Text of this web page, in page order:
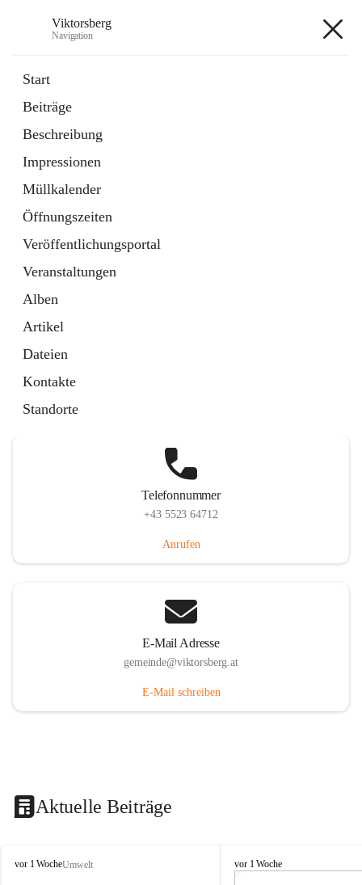
Viktorsberg
Navigation
Start
Beiträge
Beschreibung
Impressionen
Müllkalender
Öffnungszeiten
Veröffentlichungsportal
Veranstaltungen
Alben
Artikel
Dateien
Kontakte
Standorte
1 Schnellzugriff
Bürgerservice
10 Schnellzugriffe
Telefonnummer
+43 5523 64712
Anrufen
E-Mail Adresse
gemeinde@viktorsberg.at
E-Mail schreiben
Aktuelle Beiträge
V
vor 1 WocheUmwelt
V
vor 1 Woche